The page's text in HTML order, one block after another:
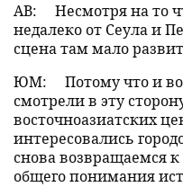
АВ:
Несмотря на то
недалеко от Сеула и
сцена там мало
ЮМ:
Потому что и
смотрели в эту
восточноазиатских
интересовались
снова возвращаемся
общего понимания